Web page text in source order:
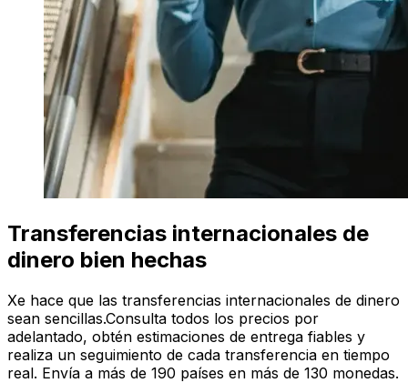
Transferencias internacionales de
dinero bien hechas
Xe hace que las transferencias internacionales de dinero
sean sencillas.Consulta todos los precios por
adelantado, obtén estimaciones de entrega fiables y
realiza un seguimiento de cada transferencia en tiempo
real. Envía a más de 190 países en más de 130 monedas.